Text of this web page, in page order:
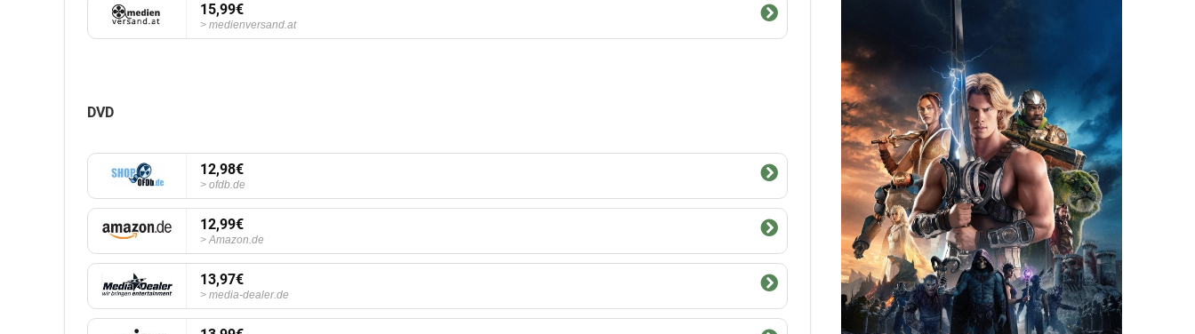
15,99€
medienversand.at
DVD
12,98€
ofdb.de
12,99€
Amazon.de
13,97€
media-dealer.de